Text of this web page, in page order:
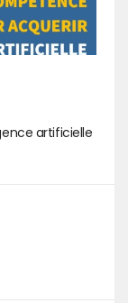
artificielle